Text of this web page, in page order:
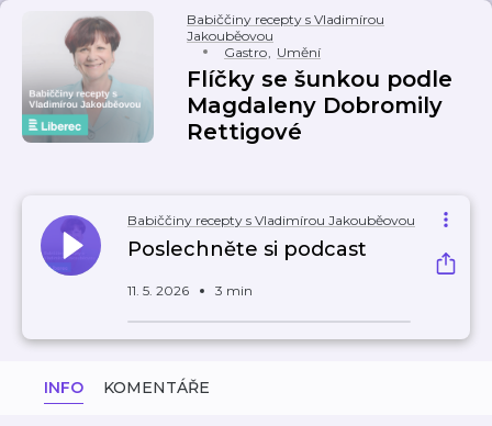
Babiččiny recepty s Vladimírou
Jakouběovou
Gastro, Umění
Flíčky se šunkou podle
Magdaleny Dobromily
Rettigové
Babiččiny recepty s Vladimírou Jakouběovou
Poslechněte si podcast
11. 5. 2026 3 min
INFO KOMENTÁŘE